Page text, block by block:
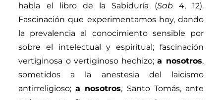
habla el libro de la Sabiduría (Sab 4, 12).
Fascinación que experimentamos hoy, dando
la prevalencia al conocimiento sensible por
sobre el intelectualy espiritual; fascinación
vertiginosa o vertiginoso hechizo;a nosotros,
sometidos a la anestesia del laicismo
antirreligioso;a nosotros, Santo Tomás, ante